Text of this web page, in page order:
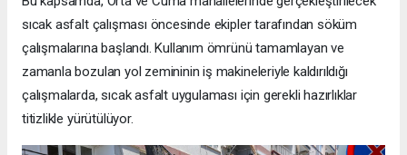
sıcak asfalt çalışması öncesinde ekipler tarafından söküm
çalışmalarına başlandı. Kullanım ömrünü tamamlayan ve
zamanla bozulan yol zemininin iş makineleriyle kaldırıldığı
çalışmalarda, sıcak asfalt uygulaması için gerekli hazırlıklar
titizlikle yürütülüyor.